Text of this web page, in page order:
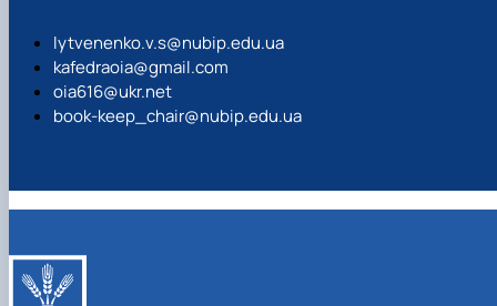
lytvenenko.v.s@nubip.edu.ua
kafedraoia@gmail.com
oia616@ukr.net
book-keep_chair@nubip.edu.ua